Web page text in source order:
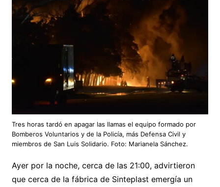
Tres horas tardó en apagar las llamas el equipo formado por
Bomberos Voluntarios y de la Policía, más Defensa Civil y
miembros de San Luis Solidario. Foto: Marianela Sánchez.
Ayer por la noche, cerca de las 21:00, advirtieron
que cerca de la fábrica de Sinteplast emergía un